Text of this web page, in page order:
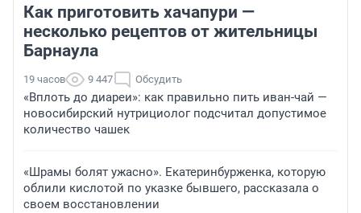
Как приготовить хачапури —
несколько рецептов от жительницы
Барнаула
19 часов 9 447 Обсудить
«Вплоть до диареи»: как правильно пить иван-чай —
новосибирский нутрициолог подсчитал допустимое
количество чашек
«Шрамы болят ужасно». Екатеринбурженка, которую
облили кислотой по указке бывшего, рассказала о
своем восстановлении